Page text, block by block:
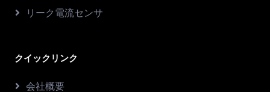
リーク電流センサ
クイックリンク
会社概要